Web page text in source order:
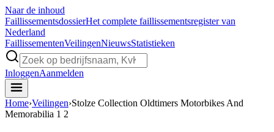
Naar de inhoud
FaillissementsdossierHet complete faillissementsregister van
Nederland
FaillissementenVeilingenNieuwsStatistieken
InloggenAanmelden
Home›Veilingen›Stolze Collection Oldtimers Motorbikes And
Memorabilia 1 2